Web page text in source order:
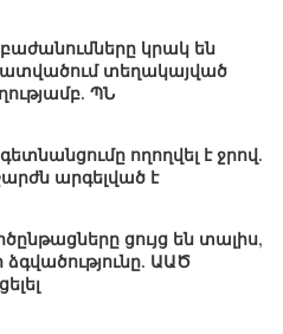
կրակ են
տեղակայված
ՊՆ
ողողվել է ջրով.
արգելված է
ցույց են տալիս,
ԱԱԾ